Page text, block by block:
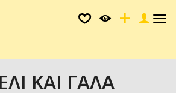
ΚΑΙ ΓΑΛΑ